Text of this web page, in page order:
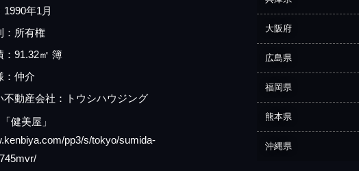
1990年1月
：所有権
：91.32㎡ 簿
：仲介
不動産会社：トウシハウジング
健美屋」
pp3/s/tokyo/sumida-
大阪府
広島県
福岡県
熊本県
沖縄県